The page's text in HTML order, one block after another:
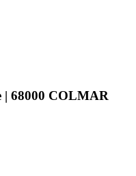
| 68000 COLMAR